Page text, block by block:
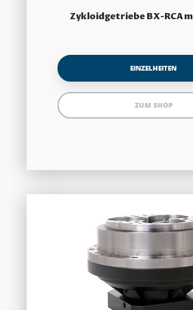
Zykloidgetriebe BX-RCA
EINZELHEITEN
ZUM SHOP